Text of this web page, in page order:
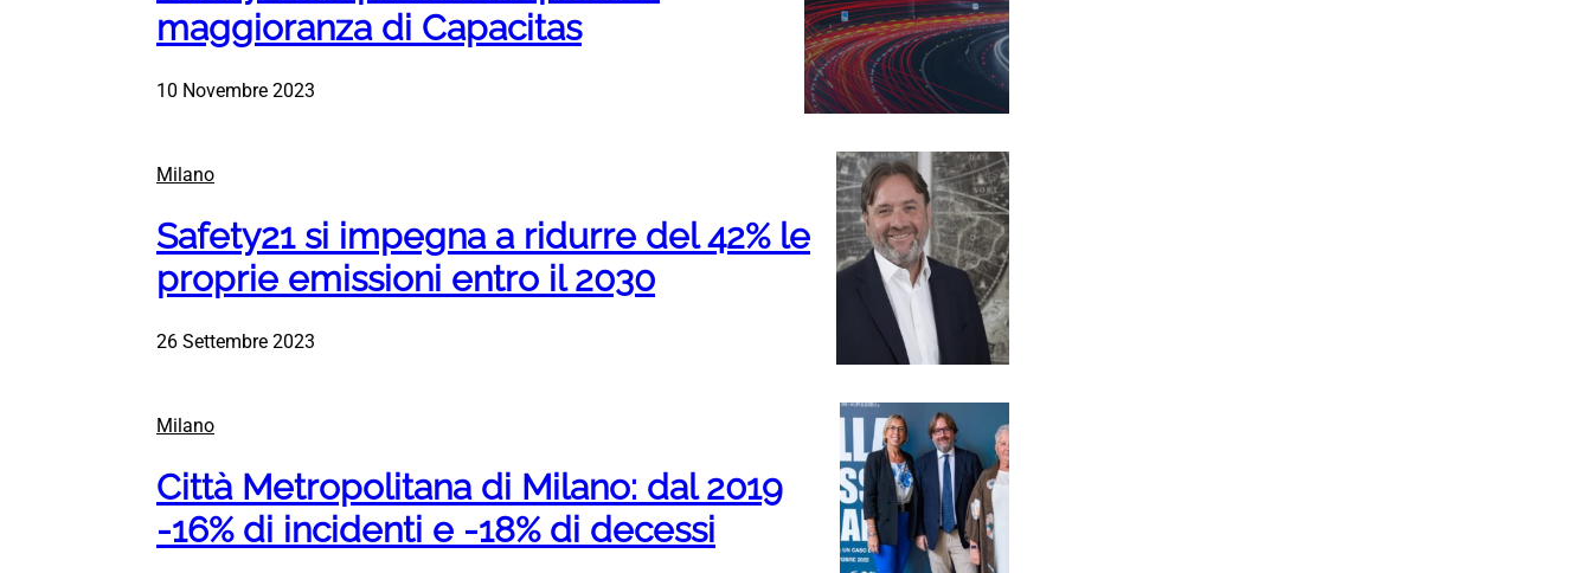
maggioranza di Capacitas
10 Novembre 2023
Milano
Safety21 si impegna a ridurre del 42% le
proprie emissioni entro il 2030
26 Settembre 2023
Milano
Città Metropolitana di Milano: dal 2019
-16% di incidenti e -18% di decessi